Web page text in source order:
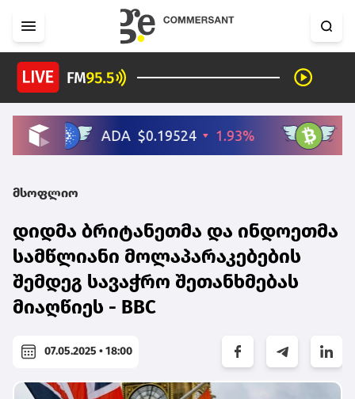
მსოფლიო
დიდმა ბრიტანეთმა და ინდოეთმა
სამწლიანი მოლაპარაკებების
შემდეგ სავაჭრო შეთანხმებას
მიაღწიეს - BBC
07.05.2025 • 18:00